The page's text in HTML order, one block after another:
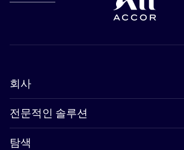
회사
전문적인 솔루션
탐색